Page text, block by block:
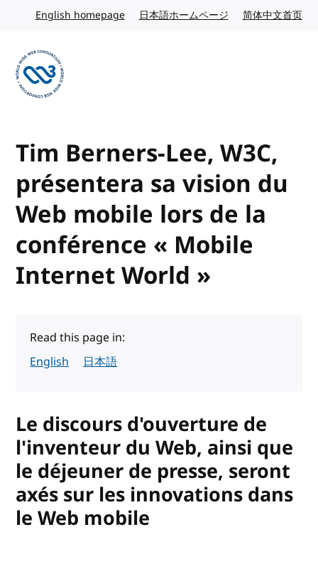
Skip to content
English homepageEnglish website
日本語ホームページ Japanese website
简体中文首页
Tim Berners-Lee, W3C,
présentera sa vision du
Web mobile lors de la
conférence « Mobile
Internet World »
Read this page in:
English
日本語
Le discours d'ouverture de
l'inventeur du Web, ainsi que
le déjeuner de presse, seront
axés sur les innovations dans
le Web mobile